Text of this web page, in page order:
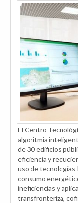
El Centro
algoritmia
de 30 edificios
eficiencia y
uso de tecnologías
consumo
ineficiencias y
transfronteriza,